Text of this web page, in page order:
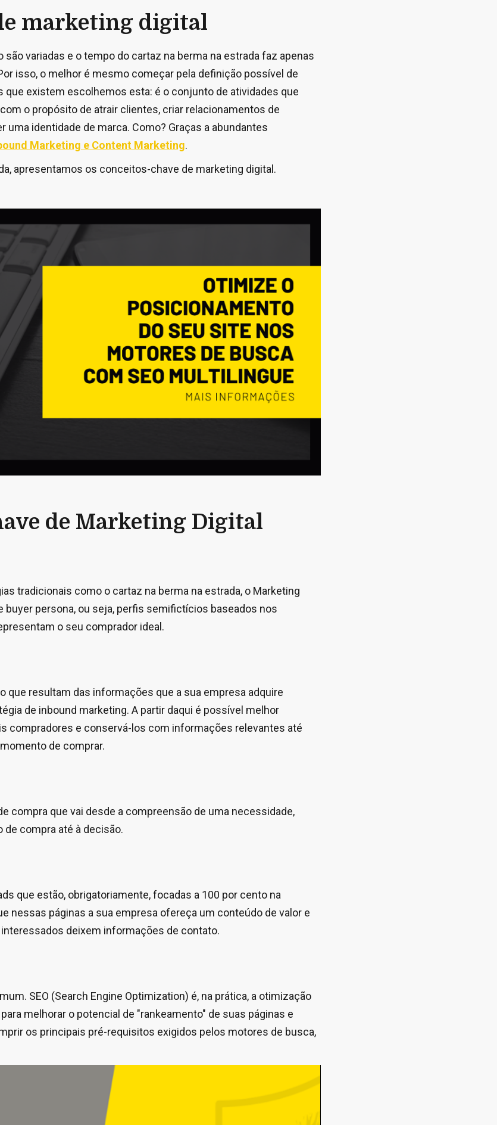
marketing digital
variadas e o tempo do cartaz na berma na estrada faz apenas
isso, o melhor é mesmo começar pela definição possível de
que existem escolhemos esta: é o conjunto de atividades que
o propósito de atrair clientes, criar relacionamentos de
uma identidade de marca. Como? Graças a abundantes
Marketing e Content Marketing.
apresentamos os conceitos-chave de marketing digital.
de Marketing Digital
tradicionais como o cartaz na berma na estrada, o Marketing
buyer persona, ou seja, perfis semifictícios baseados nos
o seu comprador ideal.
que resultam das informações que a sua empresa adquire
de inbound marketing. A partir daqui é possível melhor
compradores e conservá-los com informações relevantes até
de comprar.
compra que vai desde a compreensão de uma necessidade,
de compra até à decisão.
que estão, obrigatoriamente, focadas a 100 por cento na
nessas páginas a sua empresa ofereça um conteúdo de valor e
deixem informações de contato.
SEO (Search Engine Optimization) é, na prática, a otimização
melhorar o potencial de "rankeamento" de suas páginas e
os principais pré-requisitos exigidos pelos motores de busca,